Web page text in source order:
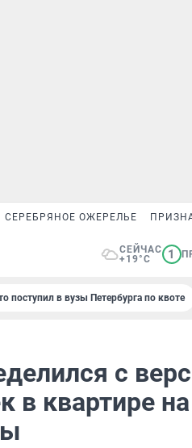
СЕРЕБРЯНОЕ ОЖЕРЕЛЬЕ
СЕЙЧАС
+19°C
1
поступил в вузы Петербурга по квоте
с
в квартире